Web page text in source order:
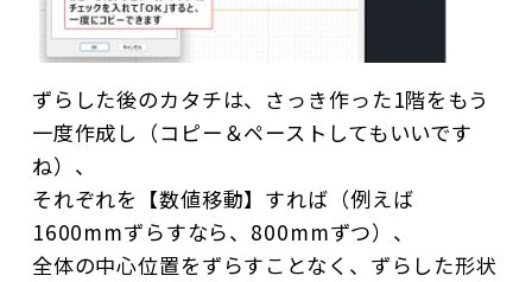
ずらした後のカタチは、さっき作った1階をもう
一度作成し（コピー＆ペーストしてもいいです
ね）、
それぞれを【数値移動】すれば（例えば
1600mmずらすなら、800mmずつ）、
全体の中心位置をずらすことなく、ずらした形状